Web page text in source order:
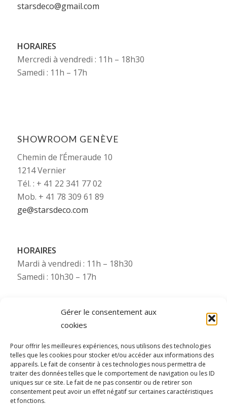
Gérer le consentement aux
cookies
Pour offrir les meilleures expériences, nous utilisons des technologies
telles que les cookies pour stocker et/ou accéder aux informations des
appareils. Le fait de consentir à ces technologies nous permettra de
traiter des données telles que le comportement de navigation ou les ID
uniques sur ce site. Le fait de ne pas consentir ou de retirer son
consentement peut avoir un effet négatif sur certaines caractéristiques
et fonctions.
starsdeco@gmail.com
HORAIRES
Mercredi à vendredi : 11h – 18h30
Samedi : 11h – 17h
SHOWROOM GENÈVE
Chemin de l’Émeraude 10
1214 Vernier
Tél. : + 41 22 341 77 02
Mob. + 41 78 309 61 89
ge@starsdeco.com
HORAIRES
Mardi à vendredi : 11h – 18h30
Samedi : 10h30 – 17h
Besoin de plus d’infos ?
Pour toute information complémentaire (photos,
etc.), Starsdeco se tient à votre disposition via nos
numéros WhatsApp (consultez le numéro mobile
de la filiale concernée).